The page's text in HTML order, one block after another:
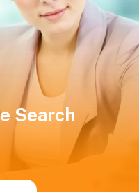
Search
Check